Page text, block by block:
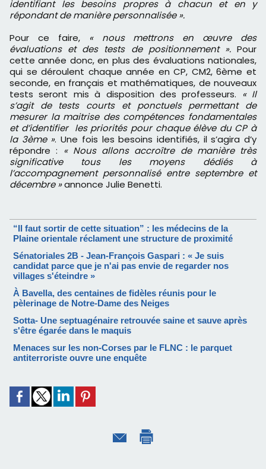
identifiant les besoins propres à chacun et en y
répondant de manière personnalisée ».
Pour ce faire,
« nous mettrons en œuvre des
évaluations et des tests de positionnement ». Pour
cette année donc, en plus des évaluations nationales,
qui se déroulent chaque année en CP, CM2, 6ème et
seconde, en français et mathématiques, de nouveaux
tests seront mis à disposition des professeurs.
« Il
s’agit de tests courts et ponctuels permettant de
mesurer la maitrise des compétences fondamentales
et d’identifier les priorités pour chaque élève du CP à
la 3ème ». Une fois les besoins identifiés, il s’agira d’y
répondre :
« Nous allons accroître de manière très
significative tous les moyens dédiés à
l’accompagnement personnalisé entre septembre et
décembre »annonce Julie Benetti.
“Il faut sortir de cette situation” : les médecins de la
Plaine orientale réclament une structure de proximité
Sénatoriales 2B - Jean-François Gaspari : « Je suis
candidat parce que je n'ai pas envie de regarder nos
villages s'éteindre »
À Bavella, des centaines de fidèles réunis pour le
pèlerinage de Notre-Dame des Neiges
Sotta- Une septuagénaire retrouvée saine et sauve après
s'être égarée dans le maquis
Menaces sur les non-Corses par le FLNC : le parquet
antiterroriste ouvre une enquête